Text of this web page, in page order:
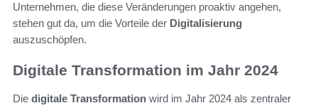
Unternehmen, die diese Veränderungen proaktiv angehen,
stehen gut da, um die Vorteile der Digitalisierung
auszuschöpfen.
Digitale Transformation im Jahr 2024
Die digitale Transformation wird im Jahr 2024 als zentraler